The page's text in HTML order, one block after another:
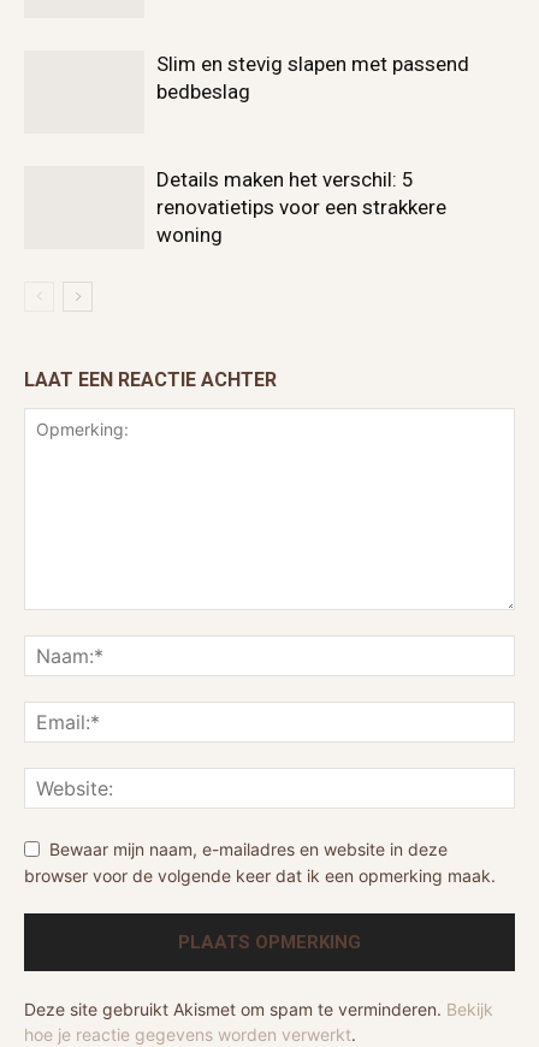
Slim en stevig slapen met passend
bedbeslag
Details maken het verschil: 5
renovatietips voor een strakkere
woning
LAAT EEN REACTIE ACHTER
Bewaar mijn naam, e-mailadres en website in deze
browser voor de volgende keer dat ik een opmerking maak.
Deze site gebruikt Akismet om spam te verminderen. Bekijk
hoe je reactie gegevens worden verwerkt.